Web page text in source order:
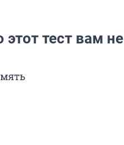
тест вам не